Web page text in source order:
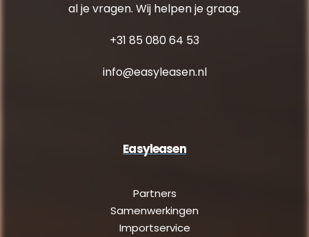
al je vragen. Wij helpen je graag.
+31 85 080 64 53
info@easyleasen.nl
Easyleasen
Partners
Samenwerkingen
Importservice